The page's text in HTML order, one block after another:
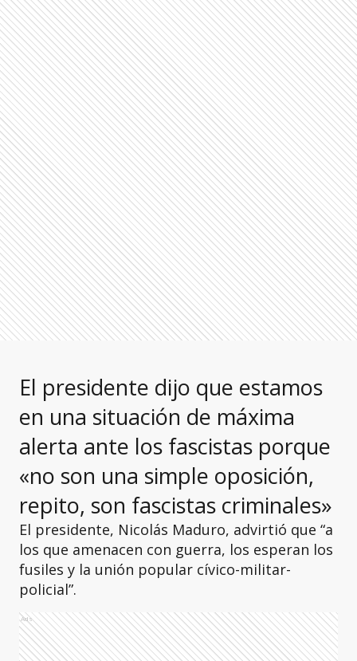
El presidente dijo que estamos
en una situación de máxima
alerta ante los fascistas porque
«no son una simple oposición,
repito, son fascistas criminales»
El presidente, Nicolás Maduro, advirtió que “a
los que amenacen con guerra, los esperan los
fusiles y la unión popular cívico-militar-
policial”.
Ads